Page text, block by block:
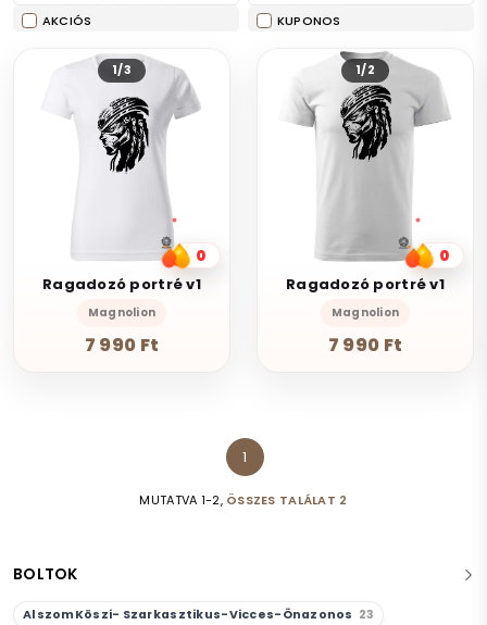
BOLTOK
AlszomKöszi- Szarkasztikus-Vicces-Önazonos 23
AKCIÓS KUPONOS
1/3
0
Ragadozó portré v1
Magnolion
7 990 Ft
1/2
0
Ragadozó portré v1
Magnolion
7 990 Ft
MUTATVA 1-2, ÖSSZES TALÁLAT 2
1